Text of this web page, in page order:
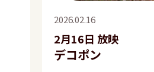
2026.02.16
2月16日 放映
デコポン